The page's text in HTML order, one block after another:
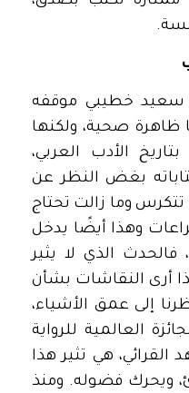
سعيد خطيبي موقفه
ظاهرة صحية، ولكنها
الأدب العربي،
بغض النظر عن
تتكرس وما زالت تحتاج
وهذا أيضًا يدخل
فالحدث الذي لا يثير
أرى النقاشات بشأن
إلى عمق الأشياء،
العالمية للرواية
هي تثير هذا
ويحرك فضوله. ومنذ